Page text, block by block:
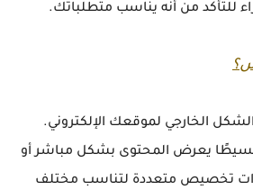
للتأكد من أنه يناسب متطلباتك.
الخارجي لموقعك الإلكتروني.
بسيطًا يعرض المحتوى بشكل مباشر أو
تخصيص متعددة لتناسب مختلف